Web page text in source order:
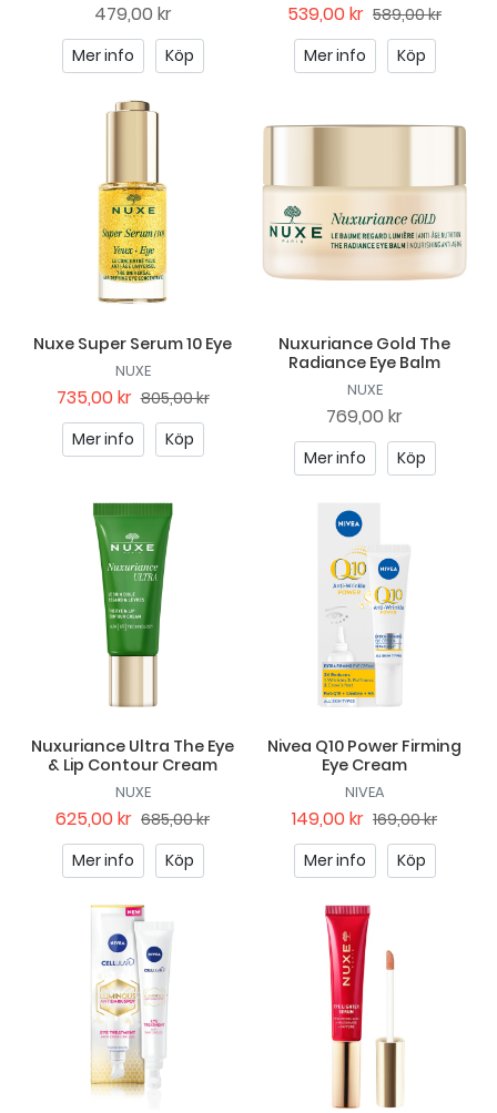
479,00 kr
Mer info Köp
539,00 kr 589,00 kr
Mer info
Köp
Nuxe Super Serum 10 Eye
NUXE
735,00 kr 805,00 kr
Mer info
Köp
Nuxuriance Gold The
Radiance Eye Balm
NUXE
769,00 kr
Mer info Köp
Nuxuriance Ultra The Eye
& Lip Contour Cream
NUXE
625,00 kr 685,00 kr
Mer info
Köp
Nivea Q10 Power Firming
Eye Cream
NIVEA
149,00 kr 169,00 kr
Mer info
Köp